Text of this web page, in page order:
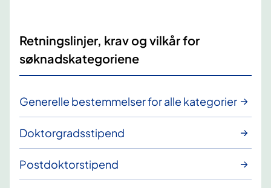
Retningslinjer, krav og vilkår for
søknadskategoriene
Generelle bestemmelser for alle kategorier
Doktorgradsstipend
Postdoktorstipend